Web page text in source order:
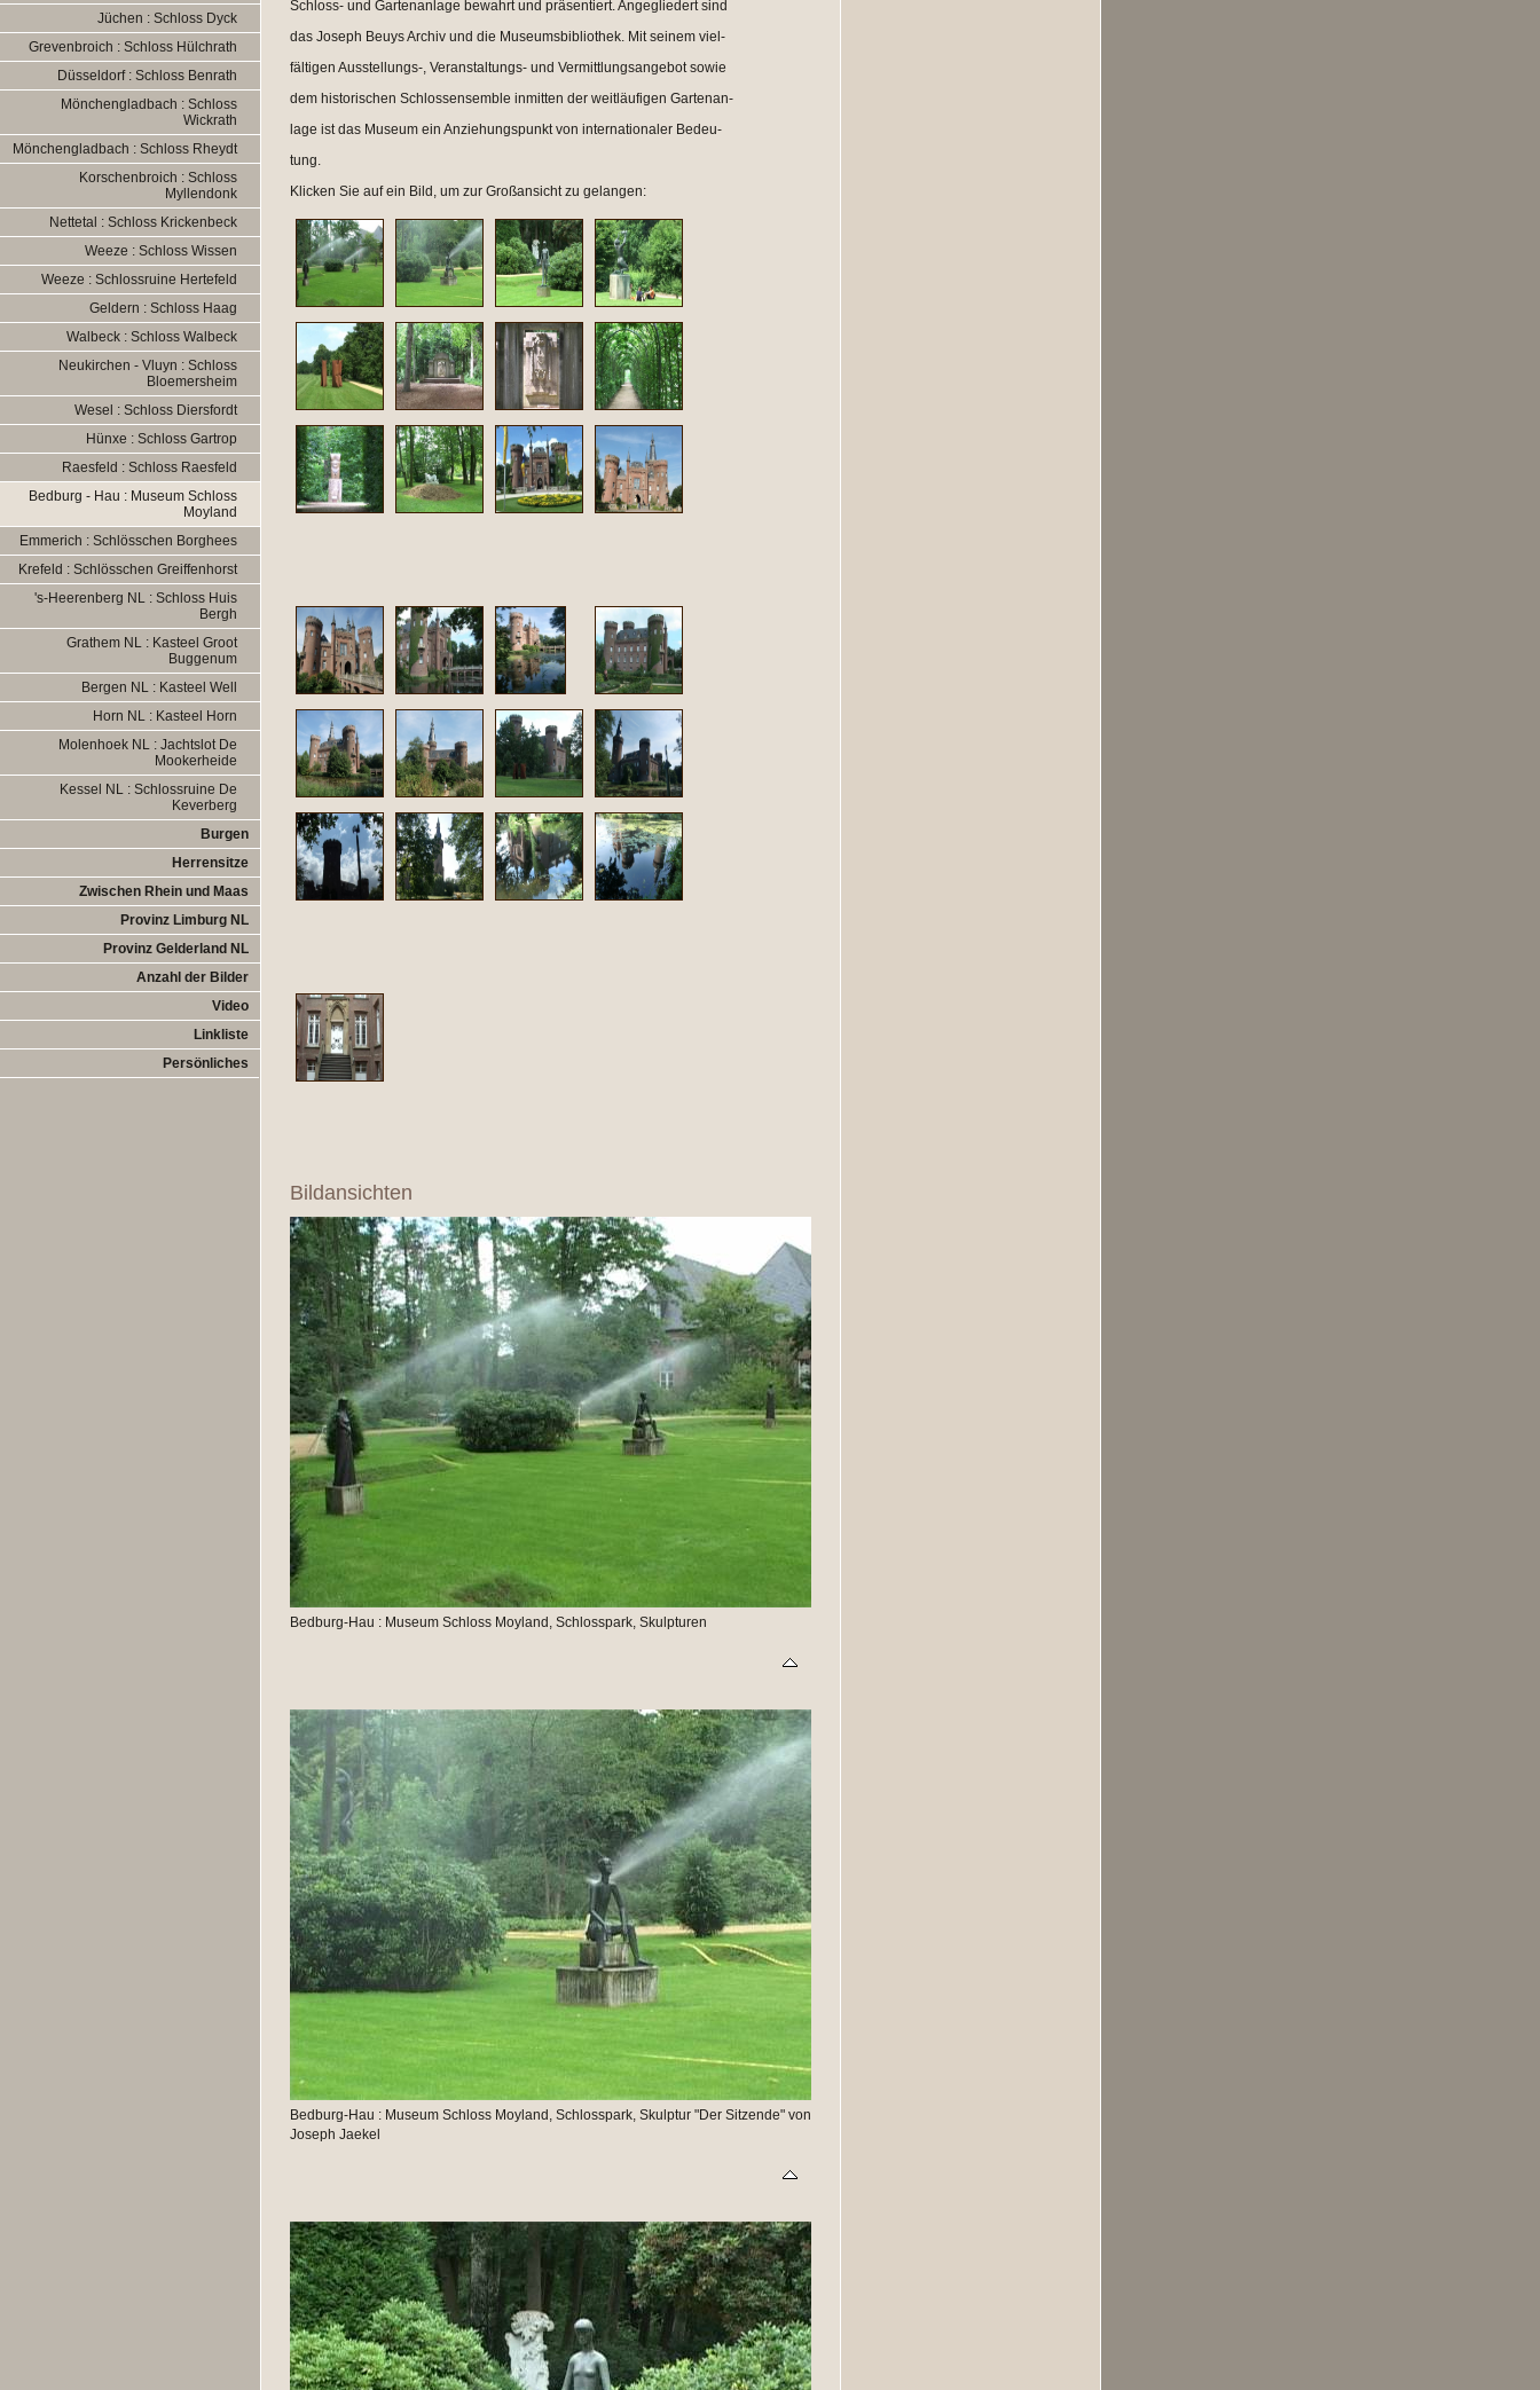
Jüchen : Schloss Dyck
Grevenbroich : Schloss Hülchrath
Düsseldorf : Schloss Benrath
Mönchengladbach : Schloss
Wickrath
Mönchengladbach : Schloss Rheydt
Korschenbroich : Schloss
Myllendonk
Nettetal : Schloss Krickenbeck
Weeze : Schloss Wissen
Weeze : Schlossruine Hertefeld
Geldern : Schloss Haag
Walbeck : Schloss Walbeck
Neukirchen - Vluyn : Schloss
Bloemersheim
Wesel : Schloss Diersfordt
Hünxe : Schloss Gartrop
Raesfeld : Schloss Raesfeld
Bedburg - Hau : Museum Schloss
Moyland
Emmerich : Schlösschen Borghees
Krefeld : Schlösschen Greiffenhorst
's-Heerenberg NL : Schloss Huis
Bergh
Grathem NL : Kasteel Groot
Buggenum
Bergen NL : Kasteel Well
Horn NL : Kasteel Horn
Molenhoek NL : Jachtslot De
Mookerheide
Kessel NL : Schlossruine De
Keverberg
Burgen
Herrensitze
Zwischen Rhein und Maas
Provinz Limburg NL
Provinz Gelderland NL
Anzahl der Bilder
Video
Linkliste
Persönliches
Schloss- und Gartenanlage bewahrt und präsentiert. Angegliedert sind
das Joseph Beuys Archiv und die Museumsbibliothek. Mit seinem viel-
fältigen Ausstellungs-, Veranstaltungs- und Vermittlungsangebot sowie
dem historischen Schlossensemble inmitten der weitläufigen Gartenan-
lage ist das Museum ein Anziehungspunkt von internationaler Bedeu-
tung.
Klicken Sie auf ein Bild, um zur Großansicht zu gelangen:
Bildansichten
Bedburg-Hau : Museum Schloss Moyland, Schlosspark, Skulpturen
Bedburg-Hau : Museum Schloss Moyland, Schlosspark, Skulptur "Der Sitzende" von
Joseph Jaekel